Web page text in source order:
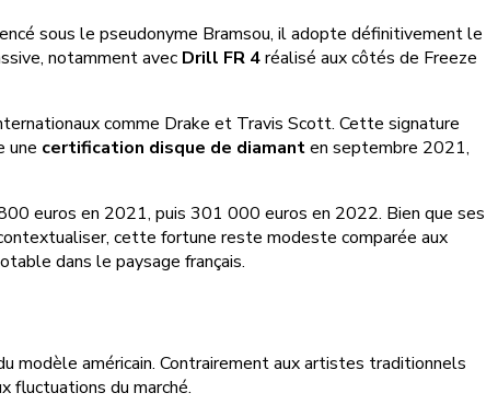
sous le pseudonyme Bramsou, il adopte définitivement le
notamment avec Drill FR 4réalisé aux côtés de Freeze
comme Drake et Travis Scott. Cette signature
une certification disque de diamanten septembre 2021,
euros en 2021, puis 301 000 euros en 2022. Bien que ses
cette fortune reste modeste comparée aux
dans le paysage français.
modèle américain. Contrairement aux artistes traditionnels
fluctuations du marché.